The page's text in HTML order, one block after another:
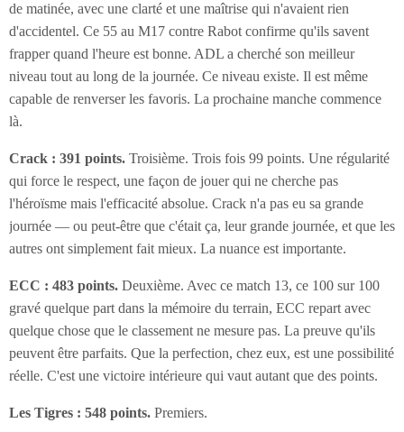
de matinée, avec une clarté et une maîtrise qui n'avaient rien
d'accidentel. Ce 55 au M17 contre Rabot confirme qu'ils savent
frapper quand l'heure est bonne. ADL a cherché son meilleur
niveau tout au long de la journée. Ce niveau existe. Il est même
capable de renverser les favoris. La prochaine manche commence
là.
Crack : 391 points. Troisième. Trois fois 99 points. Une régularité
qui force le respect, une façon de jouer qui ne cherche pas
l'héroïsme mais l'efficacité absolue. Crack n'a pas eu sa grande
journée — ou peut-être que c'était ça, leur grande journée, et que les
autres ont simplement fait mieux. La nuance est importante.
ECC : 483 points. Deuxième. Avec ce match 13, ce 100 sur 100
gravé quelque part dans la mémoire du terrain, ECC repart avec
quelque chose que le classement ne mesure pas. La preuve qu'ils
peuvent être parfaits. Que la perfection, chez eux, est une possibilité
réelle. C'est une victoire intérieure qui vaut autant que des points.
Les Tigres : 548 points. Premiers.